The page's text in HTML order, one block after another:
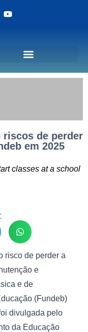
de perder
em 2025
classes at a school
risco de perder a
e
e de
(Fundeb)
divulgada pelo
da Educação